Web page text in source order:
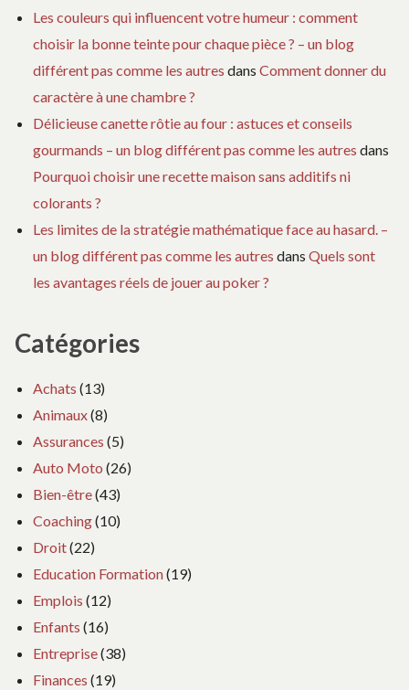
Les couleurs qui influencent votre humeur : comment
choisir la bonne teinte pour chaque pièce ? – un blog
différent pas comme les autres dans Comment donner du
caractère à une chambre ?
Délicieuse canette rôtie au four : astuces et conseils
gourmands – un blog différent pas comme les autres dans
Pourquoi choisir une recette maison sans additifs ni
colorants ?
Les limites de la stratégie mathématique face au hasard. –
un blog différent pas comme les autres dans Quels sont
les avantages réels de jouer au poker ?
Catégories
Achats (13)
Animaux(8)
Assurances (5)
Auto Moto (26)
Bien-être(43)
Coaching(10)
Droit(22)
Education Formation(19)
Emplois (12)
Enfants (16)
Entreprise(38)
Finances (19)